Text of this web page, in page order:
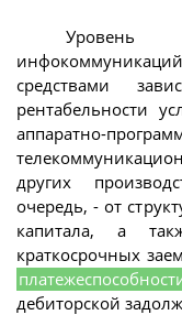
Уровень
средствами
рентабельности
аппаратно-
других
очередь, - от
капитала, а
краткосрочных
дебиторской